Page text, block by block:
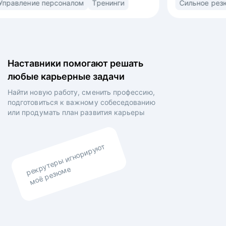
•
По итогам
(market/product fit) в найме. Знаю ожидания
Выравниваю ваши личные цели и планы
работодателя.
Управление персоналом
Тренинги
Наставники помогают решать
любые карьерные задачи
Найти новую работу, сменить профессию,
подготовиться к важному собеседованию
или продумать план развития карьеры
рекрутеры игнорируют
моё резюме